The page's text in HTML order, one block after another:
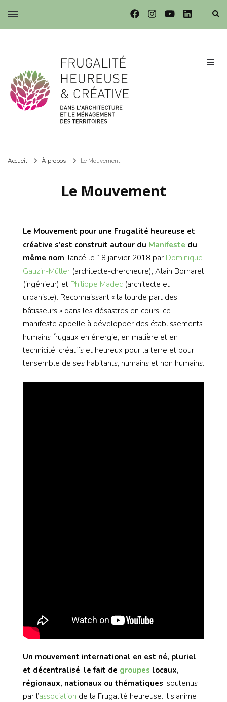
Frugalité dans l'architecture et le ménagement des territoires
Accueil À propos Le Mouvement
Le Mouvement
Le Mouvement pour une Frugalité heureuse et
créative s’est construit autour du Manifeste du
même nom, lancé le 18 janvier 2018 par Dominique
Gauzin-Müller (architecte-chercheure), Alain Bornarel
(ingénieur) et Philippe Madec (architecte et
urbaniste). Reconnaissant « la lourde part des
bâtisseurs » dans les désastres en cours, ce
manifeste appelle à développer des établissements
humains frugaux en énergie, en matière et en
technicité, créatifs et heureux pour la terre et pour
l’ensemble de ses habitants, humains et non humains.
Un mouvement international en est né, pluriel
et décentralisé, le fait de groupes locaux,
régionaux, nationaux ou thématiques, soutenus
par l’association de la Frugalité heureuse. Il s’anime